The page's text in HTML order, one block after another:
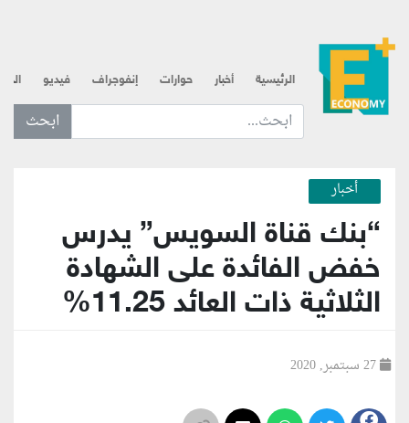
الرئيسية أخبار حوارات إنفوجراف فيديو
ابحث عن... :
أخبار
“بنك قناة السويس” يدرس
خفض الفائدة على الشهادة
الثلاثية ذات العائد 11.25%